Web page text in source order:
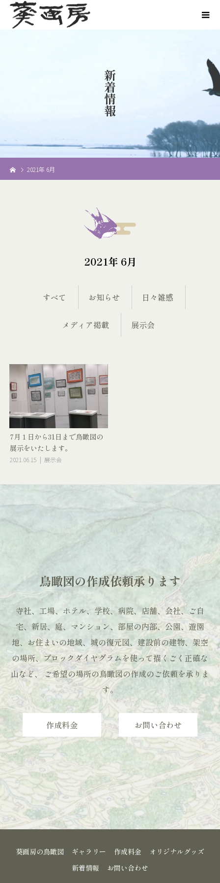
新
着
情
報
2021年 6月
2021年 6月
すべて お知らせ 日々雑感
メディア掲載 展示会
7月１日から31日まで鳥瞰図の
展示をいたします。
2021.06.15 展示会
鳥瞰図の作成依頼承ります
寺社、工場、ホテル、学校、病院、店舗、会社、ご自
宅、新居、庭、マンション、部屋の内部、 公園、遊園
地、お住まいの地域、城の復元図、建設前の建物、架空
の場所、ブロックダイヤグラムを使って描くごく正確な
山など、ご希望の場所の鳥瞰図の作成のご依頼を承りま
す。
作成料金 お問い合わせ
葵画房の鳥瞰図 ギャラリー 作成料金
オリジナルグッズ
新着情報
お問い合わせ